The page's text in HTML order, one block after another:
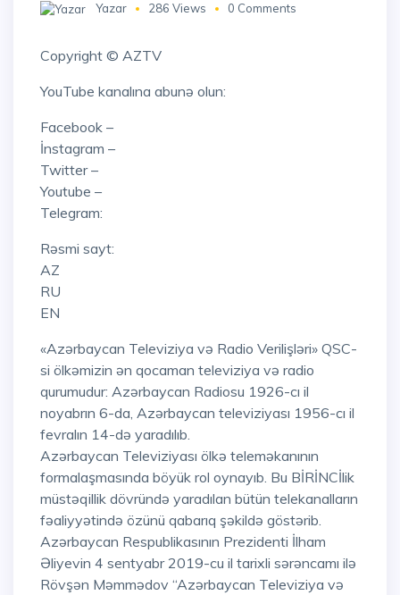
Yazar 286 Views 0 Comments
Copyright © AZTV
YouTube kanalına abunə olun:
Facebook –
İnstagram –
Twitter –
Youtube –
Telegram:
Rəsmi sayt:
AZ
RU
EN
«Azərbaycan Televiziya və Radio Verilişləri» QSC-
si ölkəmizin ən qocaman televiziya və radio
qurumudur: Azərbaycan Radiosu 1926-cı il
noyabrın 6-da, Azərbaycan televiziyası 1956-cı il
fevralın 14-də yaradılıb.
Azərbaycan Televiziyası ölkə teleməkanının
formalaşmasında böyük rol oynayıb. Bu BİRİNCİlik
müstəqillik dövründə yaradılan bütün telekanalların
fəaliyyətində özünü qabarıq şəkildə göstərib.
Azərbaycan Respublikasının Prezidenti İlham
Əliyevin 4 sentyabr 2019-cu il tarixli sərəncamı ilə
Rövşən Məmmədov “Azərbaycan Televiziya və